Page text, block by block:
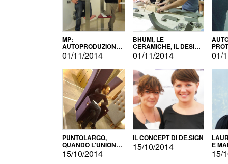
MP:
AUTOPRODUZIONE
E INNOVAZIONE
01/11/2014
BHUMI, LE
CERAMICHE, IL DESIGN
E L'AUTOPRODUZIONE
01/11/2014 01/
PUNTOLARGO,
QUANDO L'UNIONE
FA LA FORZA E
VINCE
15/10/2014
IL CONCEPT DI DE.SIGN
15/10/2014 E
15/